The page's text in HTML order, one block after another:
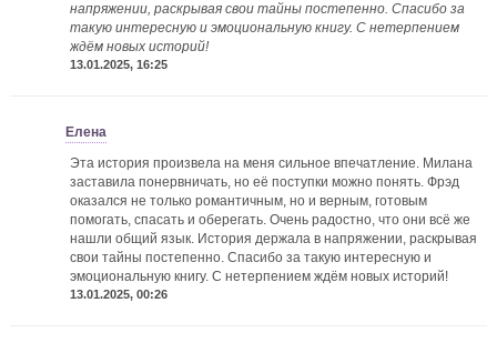
напряжении, раскрывая свои тайны постепенно. Спасибо за
такую интересную и эмоциональную книгу. С нетерпением
ждём новых историй!
13.01.2025, 16:25
Елена
Эта история произвела на меня сильное впечатление. Милана
заставила понервничать, но её поступки можно понять. Фрэд
оказался не только романтичным, но и верным, готовым
помогать, спасать и оберегать. Очень радостно, что они всё же
нашли общий язык. История держала в напряжении, раскрывая
свои тайны постепенно. Спасибо за такую интересную и
эмоциональную книгу. С нетерпением ждём новых историй!
13.01.2025, 00:26